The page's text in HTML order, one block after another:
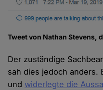
Tweet von Nathan Stevens,
Der zuständige
sah dies jedoch anders.
und widerlegte die